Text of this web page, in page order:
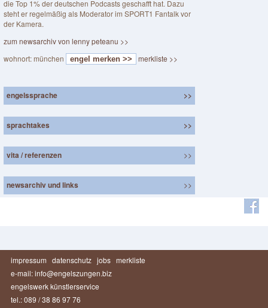
die Top 1% der deutschen Podcasts geschafft hat. Dazu
steht er regelmäßig als Moderator im SPORT1 Fantalk vor
der Kamera.
zum newsarchiv von lenny peteanu >>
wohnort: münchen
engel merken >> merkliste >>
engelssprache >>
sprachtakes >>
vita / referenzen >>
newsarchiv und links >>
impressum datenschutz jobs merkliste
e-mail: info@engelszungen.biz
engelswerk künstlerservice
tel.: 089 / 38 86 97 76